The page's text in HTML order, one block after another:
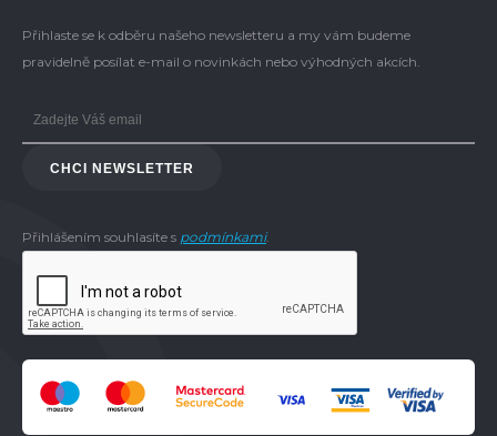
Přihlaste se k odběru našeho newsletteru a my vám budeme
pravidelně posílat e-mail o novinkách nebo výhodných akcích.
CHCI NEWSLETTER
Přihlášením souhlasíte s podmínkami.